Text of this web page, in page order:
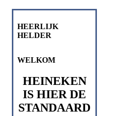
HEERLIJK
HELDER
WELKOM
HEINEKEN
IS HIER DE
STANDAARD